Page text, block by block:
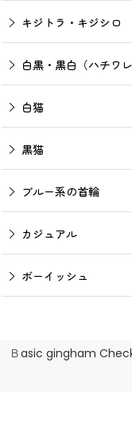
Ｂasic gingham
キジトラ・キジシロ
白黒・黒白（ハチワレ
白猫
黒猫
ブルー系の首輪
カジュアル
ボーイッシュ